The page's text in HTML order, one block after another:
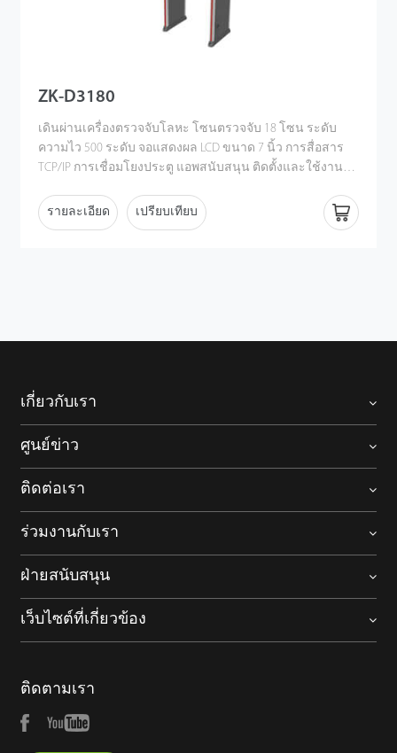
ZK-D3180
เดินผ่านเครื่องตรวจจับโลหะ โซนตรวจจับ 18 โซน ระดับ
ความไว 500 ระดับ จอแสดงผล LCD ขนาด 7 นิ้ว การสื่อสาร
TCP/IP การเชื่อมโยงประตู แอพสนับสนุน ติดตั้งและใช้งาน
รายละเอียด
เปรียบเทียบ
เกี่ยวกับเรา
ศูนย์ข่าว
ติดต่อเรา
ร่วมงานกับเรา
ฝ่ายสนับสนุน
เว็บไซต์ที่เกี่ยวข้อง
ติดตามเรา